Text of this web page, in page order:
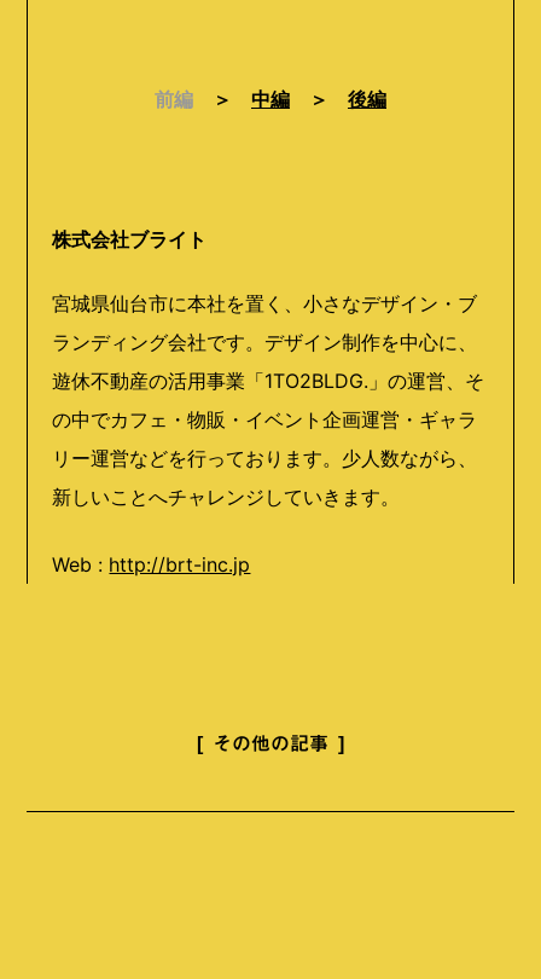
前編 ＞ 中編 ＞ 後編
株式会社ブライト
宮城県仙台市に本社を置く、小さなデザイン・ブ
ランディング会社です。デザイン制作を中心に、
遊休不動産の活用事業「1TO2BLDG.」の運営、そ
の中でカフェ・物販・イベント企画運営・ギャラ
リー運営などを行っております。少人数ながら、
新しいことへチャレンジしていきます。
Web : http://brt-inc.jp
その他の記事